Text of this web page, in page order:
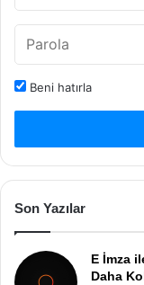
Beni hatırla
Son Yazılar
E İmza
Daha